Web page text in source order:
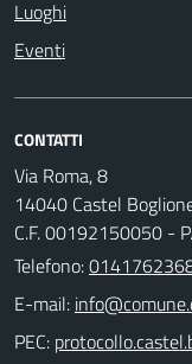
Luoghi
Eventi
CONTATTI
Via Roma, 8
14040 Castel
C.F. 00192150050 -
Telefono:
E-mail:
PEC: